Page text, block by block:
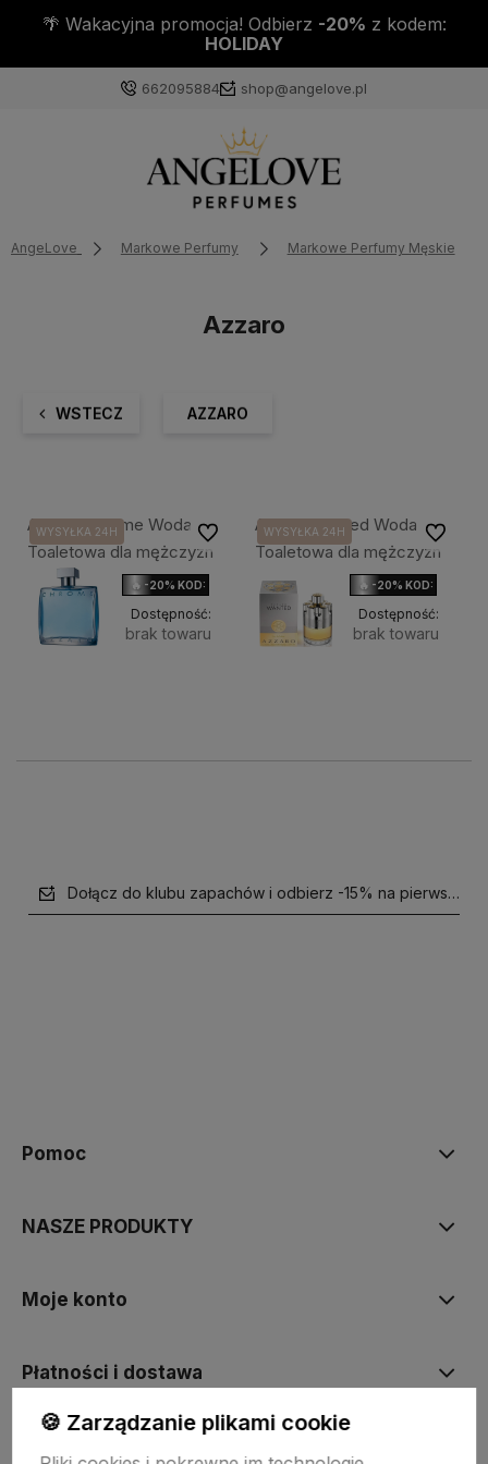
🌴 Wakacyjna promocja! Odbierz -20% z kodem:
HOLIDAY
662095884 shop@angelove.pl
AngeLove Markowe Perfumy Markowe Perfumy Męskie
Azzaro
WSTECZ AZZARO
Azzaro Chrome Woda
Toaletowa dla mężczyzn
🔥 -20% KOD: HOLIDAY
WYSYŁKA 24H
Dostępność:
brak towaru
Do ulubionychAzzaro Wanted Woda
Toaletowa dla mężczyzn
🔥 -20% KOD: HOLIDAY
WYSYŁKA 24H
Dostępność:
brak towaru
Do
Dołącz do klubu zapachów i odbierz -15% na pierwsze
Pomoc
NASZE PRODUKTY
Moje konto
Płatności i dostawa
🍪 Zarządzanie plikami cookie